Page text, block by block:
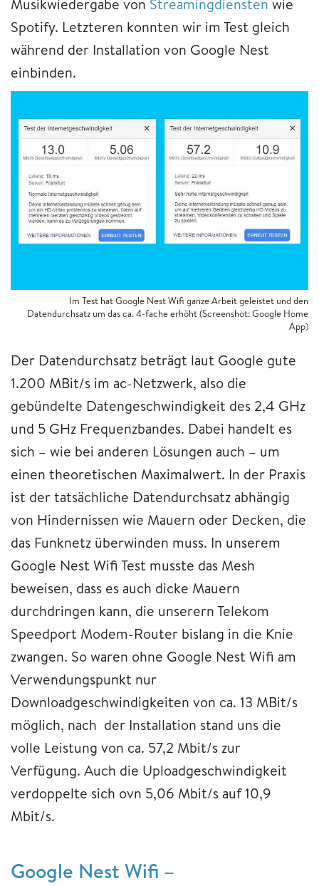
Musikwiedergabe von Streamingdiensten wie
Spotify. Letzteren konnten wir im Test gleich
während der Installation von Google Nest
einbinden.
Im Test hat Google Nest Wifi ganze Arbeit geleistet und den
Datendurchsatz um das ca. 4-fache erhöht (Screenshot: Google Home
App)
Der Datendurchsatz beträgt laut Google gute
1.200 MBit/s im ac-Netzwerk, also die
gebündelte Datengeschwindigkeit des 2,4 GHz
und 5 GHz Frequenzbandes. Dabei handelt es
sich – wie bei anderen Lösungen auch – um
einen theoretischen Maximalwert. In der Praxis
ist der tatsächliche Datendurchsatz abhängig
von Hindernissen wie Mauern oder Decken, die
das Funknetz überwinden muss. In unserem
Google Nest Wifi Test musste das Mesh
beweisen, dass es auch dicke Mauern
durchdringen kann, die unserern Telekom
Speedport Modem-Router bislang in die Knie
zwangen. So waren ohne Google Nest Wifi am
Verwendungspunkt nur
Downloadgeschwindigkeiten von ca. 13 MBit/s
möglich, nach der Installation stand uns die
volle Leistung von ca. 57,2 Mbit/s zur
Verfügung. Auch die Uploadgeschwindigkeit
verdoppelte sich ovn 5,06 Mbit/s auf 10,9
Mbit/s.
Google Nest Wifi –